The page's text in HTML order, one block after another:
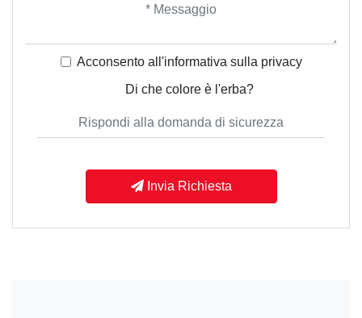
Acconsento all'informativa sulla privacy
Di che colore è l'erba?
Invia Richiesta